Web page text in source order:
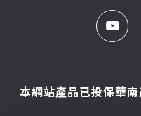
本網站產品已投保華